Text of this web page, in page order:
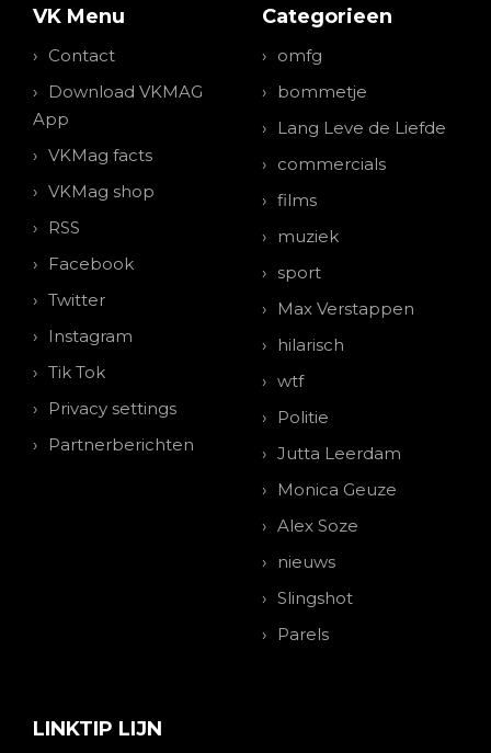
VK Menu
Contact
Download VKMAG
App
VKMag facts
VKMag shop
RSS
Facebook
Twitter
Instagram
Tik Tok
Privacy settings
Partnerberichten
Categorieen
omfg
bommetje
Lang Leve de Liefde
commercials
films
muziek
sport
Max Verstappen
hilarisch
wtf
Politie
Jutta Leerdam
Monica Geuze
Alex Soze
nieuws
Slingshot
Parels
LINKTIP LIJN